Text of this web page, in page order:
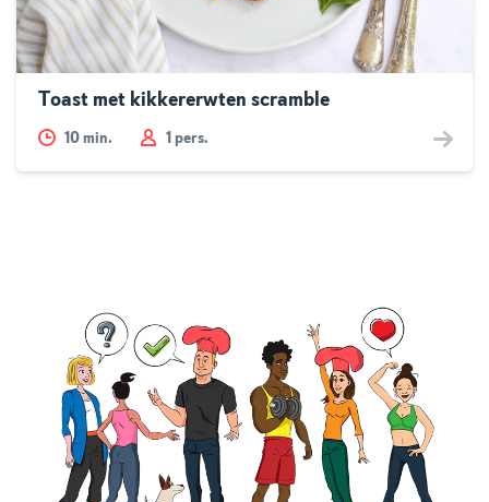
Toast met kikkererwten scramble
10 min. 1 pers.